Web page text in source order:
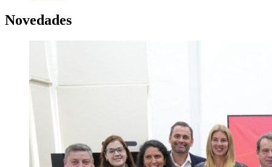
Novedades